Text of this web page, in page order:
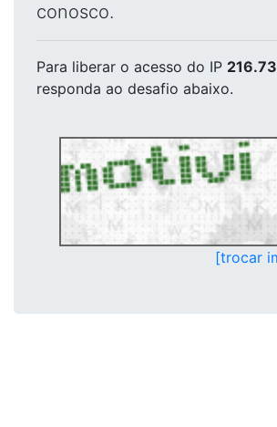
conosco.
Para liberar o acesso do IP
responda ao desafio abaixo.
[trocar